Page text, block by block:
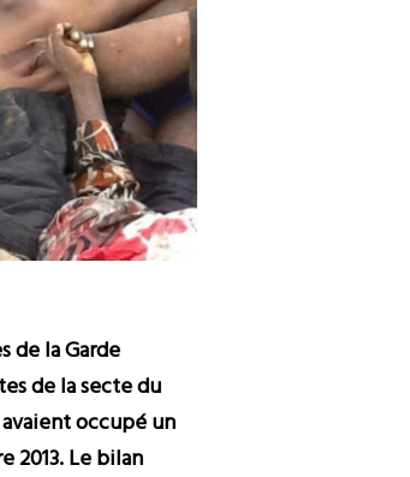
de la Garde
de la secte du
occupé un
2013. Le bilan